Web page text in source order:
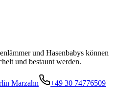
und Hasenbabys können
und bestaunt werden.
Marzahn
+49 30 74776509